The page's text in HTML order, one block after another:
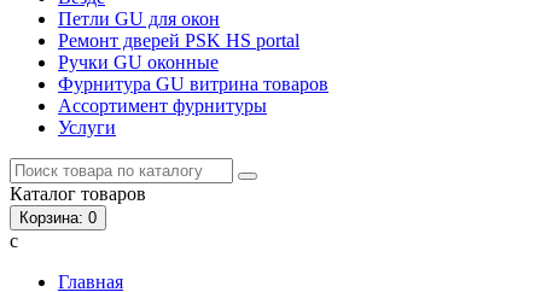
Петли GU для окон
Ремонт дверей PSK HS portal
Ручки GU оконные
Фурнитура GU витрина товаров
Ассортимент фурнитуры
Услуги
Каталог товаров
Корзина: 0
с
Главная